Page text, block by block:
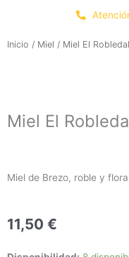
contenido
Inicio / Miel / Miel El Robledal
Miel El
Miel de Brezo, roble y
11,50 €